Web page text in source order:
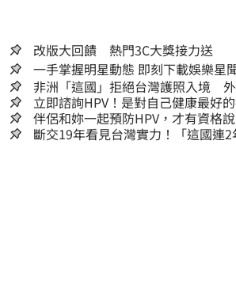
改版大回饋 熱門3C大獎接力送
一手掌握明星動態 即刻下載娛
非洲「這國」拒絕台灣護照入境
持續交涉聯繫
立即諮詢HPV！是對自己健康最好
嫌晚！
伴侶和妳一起預防HPV，才有資格說
斷交19年看見台灣實力！「這國連